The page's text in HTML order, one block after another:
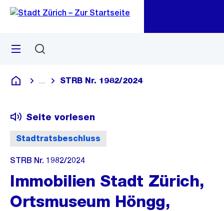
Navigation
Sprunglink
Menü
Deutsch
Blende alle Breadcrumbs ein
STRB Nr. 1982/2024
Stadtratsbeschluss
Seite vorlesen
STRB Nr. 1982/2024
Immobilien Stadt Zürich,
Ortsmuseum Höngg,